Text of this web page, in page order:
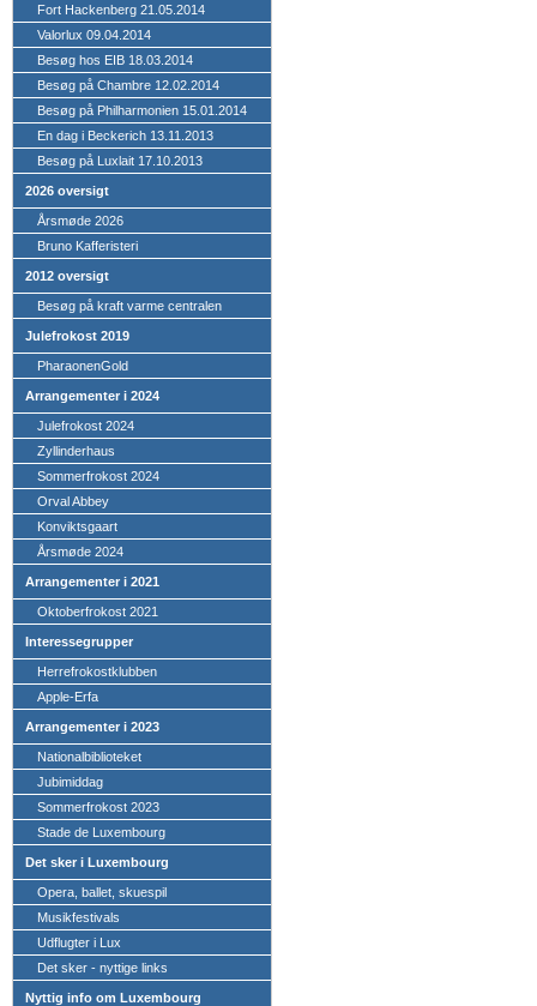
Fort Hackenberg 21.05.2014
Valorlux 09.04.2014
Besøg hos EIB 18.03.2014
Besøg på Chambre 12.02.2014
Besøg på Philharmonien 15.01.2014
En dag i Beckerich 13.11.2013
Besøg på Luxlait 17.10.2013
2026 oversigt
Årsmøde 2026
Bruno Kafferisteri
2012 oversigt
Besøg på kraft varme centralen
Julefrokost 2019
PharaonenGold
Arrangementer i 2024
Julefrokost 2024
Zyllinderhaus
Sommerfrokost 2024
Orval Abbey
Konviktsgaart
Årsmøde 2024
Arrangementer i 2021
Oktoberfrokost 2021
Interessegrupper
Herrefrokostklubben
Apple-Erfa
Arrangementer i 2023
Nationalbiblioteket
Jubimiddag
Sommerfrokost 2023
Stade de Luxembourg
Det sker i Luxembourg
Opera, ballet, skuespil
Musikfestivals
Udflugter i Lux
Det sker - nyttige links
Nyttig info om Luxembourg